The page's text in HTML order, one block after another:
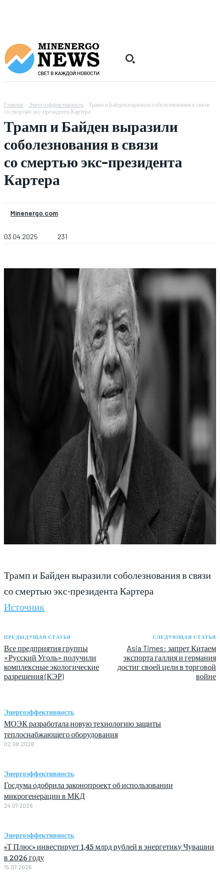
Главная Энергоэффективность
Трамп и Байден выразили соболезнования в связи
со смертью экс-президента Картера
Трамп и Байден выразили
соболезнования в связи
со смертью экс-президента
Картера
Minenergo.com
03.04.2025 231
Трамп и Байден выразили соболезнования в связи
со смертью экс-президента Картера
Источник
ПРЕДЫДУЩАЯ СТАТЬЯ
Все предприятия группы
«Русский Уголь» получили
комплексные экологические
разрешения (КЭР)
СЛЕДУЮЩАЯ СТАТЬЯ
Asia Times: запрет Китаем
экспорта галлия и германия
достиг своей цели в торговой
войне
Энергоэффективность
МОЭК разработала новую технологию защиты
теплоснабжающего оборудования
02.08.2026
Энергоэффективность
Госдума одобрила законопроект об использовании
микрогенерации в МКД
24.07.2026
Энергоэффективность
«Т Плюс» инвестирует 1,45 млрд рублей в энергетику Чувашии
в 2026 году
15.07.2026